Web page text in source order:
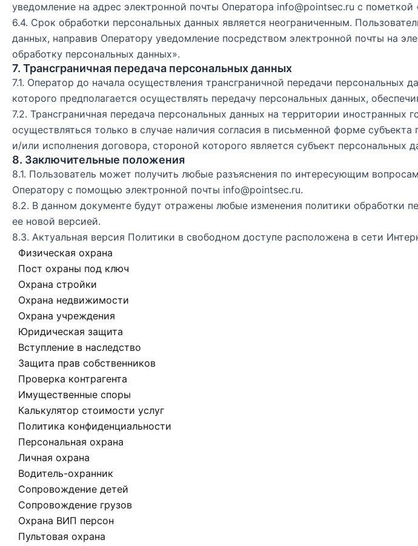
уведомление на адрес электронной почты Оператора info@pointsec.ru с пометкой
6.4. Срок обработки персональных данных является неограниченным.
данных, направив Оператору уведомление посредством электронной почты на
обработку персональных данных».
7. Трансграничная передача персональных данных
7.1. Оператор до начала осуществления трансграничной передачи
которого предполагается осуществлять передачу персональных данных,
7.2. Трансграничная передача персональных данных на территории
осуществляться только в случае наличия согласия в письменной форме
и/или исполнения договора, стороной которого является субъект персональных
8. Заключительные положения
8.1. Пользователь может получить любые разъяснения по интересующим
Оператору с помощью электронной почты info@pointsec.ru.
8.2. В данном документе будут отражены любые изменения политики обработки
ее новой версией.
8.3. Актуальная версия Политики в свободном доступе расположена в сети
Физическая охрана
Пост охраны под ключ
Охрана стройки
Охрана недвижимости
Охрана учреждения
Юридическая защита
Вступление в наследство
Защита прав собственников
Проверка контрагента
Имущественные споры
Калькулятор стоимости услуг
Политика конфиденциальности
Персональная охрана
Личная охрана
Водитель-охранник
Сопровождение детей
Сопровождение грузов
Охрана ВИП персон
Пультовая охрана